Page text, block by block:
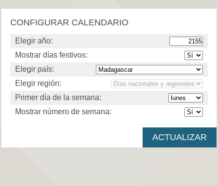
CONFIGURAR CALENDARIO
Elegir año:
Mostrar días festivos:
Elegir país:
Elegir región:
Primer día de la semana:
Mostrar número de semana: